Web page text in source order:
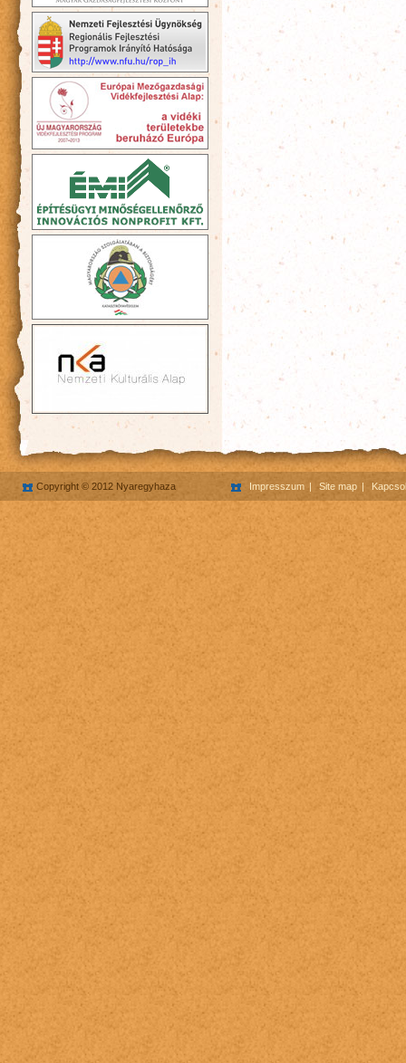
Copyright © 2012 Nyaregyhaza Impresszum Site map